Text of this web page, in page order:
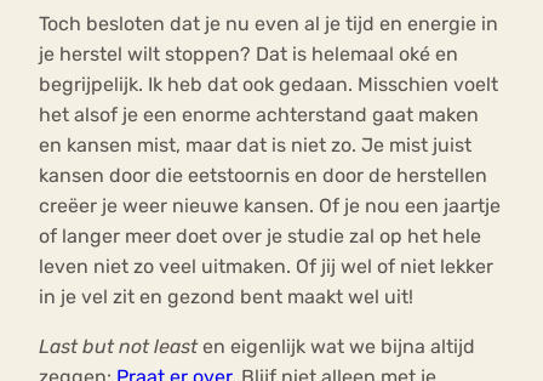
Toch besloten dat je nu even al je tijd en energie in
je herstel wilt stoppen? Dat is helemaal oké en
begrijpelijk. Ik heb dat ook gedaan. Misschien voelt
het alsof je een enorme achterstand gaat maken
en kansen mist, maar dat is niet zo. Je mist juist
kansen door die eetstoornis en door de herstellen
creëer je weer nieuwe kansen. Of je nou een jaartje
of langer meer doet over je studie zal op het hele
leven niet zo veel uitmaken. Of jij wel of niet lekker
in je vel zit en gezond bent maakt wel uit!
Last but not leasten eigenlijk wat we bijna altijd
zeggen: Praat er over. Blijf niet alleen met je